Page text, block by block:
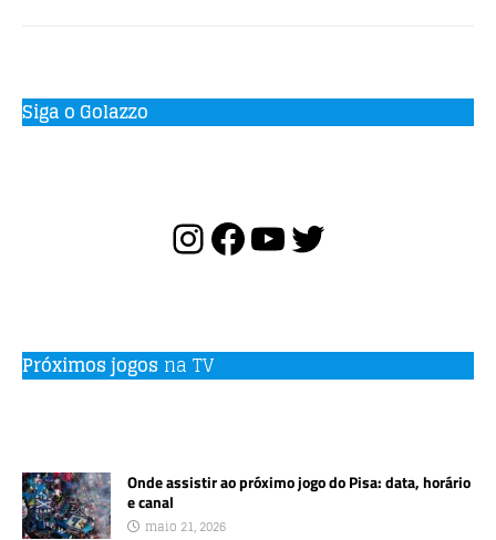
Siga o Golazzo
Próximos jogos na TV
Onde assistir ao próximo jogo do Pisa: data, horário
e canal
maio 21, 2026